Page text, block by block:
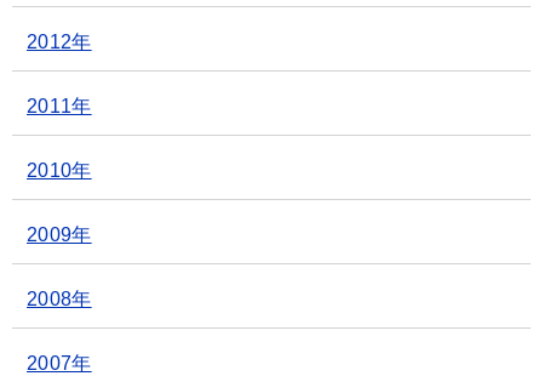
2012年
2011年
2010年
2009年
2008年
2007年